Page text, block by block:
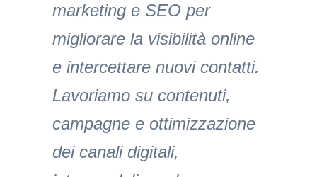
marketing e SEO per
migliorare la visibilità online
e intercettare nuovi contatti.
Lavoriamo su contenuti,
campagne e ottimizzazione
dei canali digitali,